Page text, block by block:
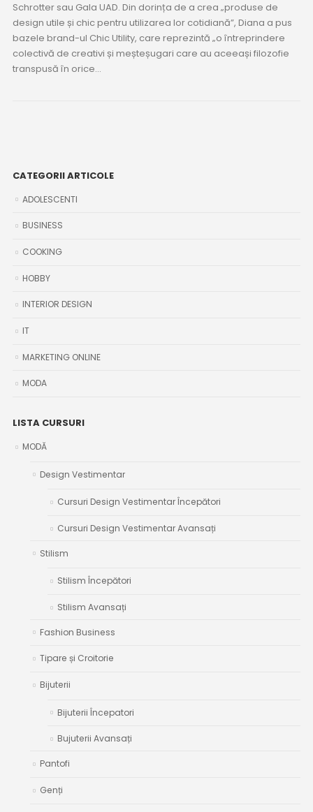
Schrotter sau Gala UAD. Din dorința de a crea „produse de
design utile și chic pentru utilizarea lor cotidiană”, Diana a pus
bazele brand-ul Chic Utility, care reprezintă „o întreprindere
colectivă de creativi și meșteșugari care au aceeași filozofie
transpusă în orice...
CATEGORII ARTICOLE
ADOLESCENTI
BUSINESS
COOKING
HOBBY
INTERIOR DESIGN
IT
MARKETING ONLINE
MODA
LISTA CURSURI
MODĂ
Design Vestimentar
Cursuri Design Vestimentar Începători
Cursuri Design Vestimentar Avansați
Stilism
Stilism Începători
Stilism Avansați
Fashion Business
Tipare și Croitorie
Bijuterii
Bijuterii Începatori
Bujuterii Avansați
Pantofi
Genți